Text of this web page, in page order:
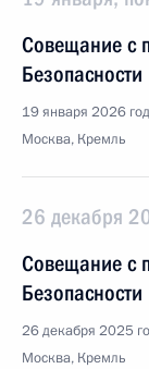
Совещание с
Безопасности
19 января 2026
Москва, Кремль
26 декабря
Совещание с
Безопасности
26 декабря 2025
Москва, Кремль